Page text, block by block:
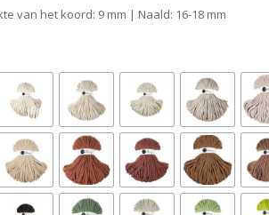
van het koord: 9 mm | Naald: 16-18 mm